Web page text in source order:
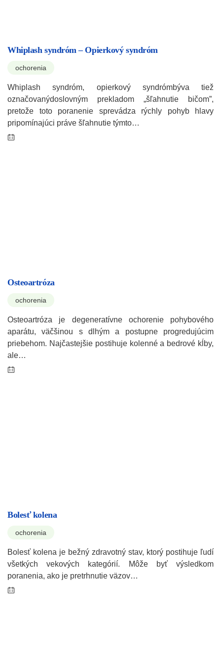
Whiplash syndróm – Opierkový syndróm
ochorenia
Whiplash syndróm, opierkový syndrómbýva tiež
označovanýdoslovným prekladom „šľahnutie bičom”,
pretože toto poranenie sprevádza rýchly pohyb hlavy
pripomínajúci práve šľahnutie týmto…
Osteoartróza
ochorenia
Osteoartróza je degeneratívne ochorenie pohybového
aparátu, väčšinou s dlhým a postupne progredujúcim
priebehom. Najčastejšie postihuje kolenné a bedrové kĺby,
ale…
Bolesť kolena
ochorenia
Bolesť kolena je bežný zdravotný stav, ktorý postihuje ľudí
všetkých vekových kategórií. Môže byť výsledkom
poranenia, ako je pretrhnutie väzov…